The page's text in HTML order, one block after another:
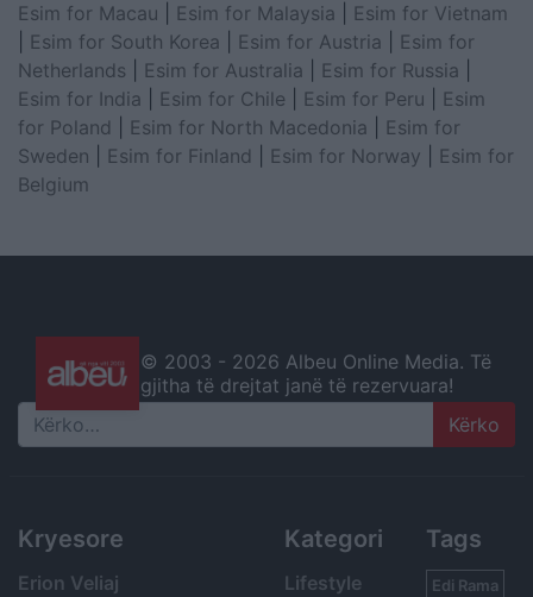
Esim for Macau
Esim for Malaysia
Esim for Vietnam
Esim for South Korea Esim for Austria
Esim for
Netherlands
Esim for Australia Esim for Russia
Esim for India
Esim for Chile Esim for Peru
Esim
for Poland
Esim for North Macedonia
Esim for
Sweden
Esim for Finland Esim for Norway
Esim for
Belgium
© 2003 - 2026 Albeu Online Media. Të
gjitha të drejtat janë të rezervuara!
Search
Kryesore
Erion Veliaj
Kategori
Lifestyle
Tags
Edi Rama